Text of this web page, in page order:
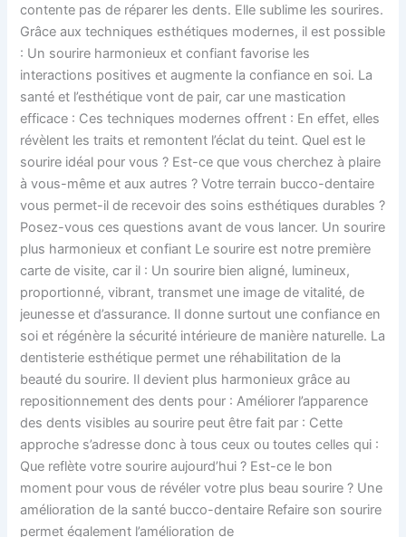
contente pas de réparer les dents. Elle sublime les sourires.
Grâce aux techniques esthétiques modernes, il est possible
: Un sourire harmonieux et confiant favorise les
interactions positives et augmente la confiance en soi. La
santé et l’esthétique vont de pair, car une mastication
efficace : Ces techniques modernes offrent : En effet, elles
révèlent les traits et remontent l’éclat du teint. Quel est le
sourire idéal pour vous ? Est-ce que vous cherchez à plaire
à vous-même et aux autres ? Votre terrain bucco-dentaire
vous permet-il de recevoir des soins esthétiques durables ?
Posez-vous ces questions avant de vous lancer. Un sourire
plus harmonieux et confiant Le sourire est notre première
carte de visite, car il : Un sourire bien aligné, lumineux,
proportionné, vibrant, transmet une image de vitalité, de
jeunesse et d’assurance. Il donne surtout une confiance en
soi et régénère la sécurité intérieure de manière naturelle. La
dentisterie esthétique permet une réhabilitation de la
beauté du sourire. Il devient plus harmonieux grâce au
repositionnement des dents pour : Améliorer l’apparence
des dents visibles au sourire peut être fait par : Cette
approche s’adresse donc à tous ceux ou toutes celles qui :
Que reflète votre sourire aujourd’hui ? Est-ce le bon
moment pour vous de révéler votre plus beau sourire ? Une
amélioration de la santé bucco-dentaire Refaire son sourire
permet également l’amélioration de